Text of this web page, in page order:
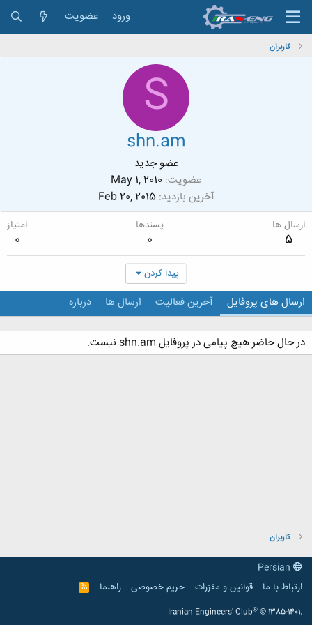
ورود عضویت
کاربران
S
shn.am
عضو جدید
عضویت May 1, 2010
آخرین بازدید Feb 20, 2015
ارسال ها
5
پسندها
0
امتیاز
0
پیدا کردن
ارسال های پروفایل آخرین فعالیت ارسال ها درباره
در حال حاضر هیچ پیامی در پروفایل shn.am نیست.
کاربران
ارتباط با ما
قوانین و مقرّرات حریم خصوصی راهنما
R
S
Iranian Engineers' Club® © 1385-1401.